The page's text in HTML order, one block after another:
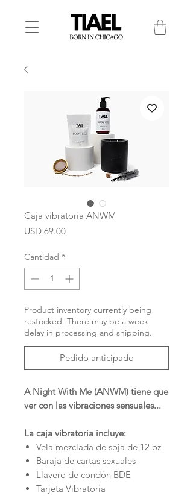
Caja vibratoria ANWM
USD 69.00Precio
Cantidad *
Product inventory currently being
restocked. There may be a week
delay in processing and shipping.
Pedido anticipado
A Night With Me (ANWM) tiene que
ver con las vibraciones sensuales...
La caja vibratoria incluye:
Vela mezclada de soja de 12 oz
Baraja de cartas sexuales
Llavero de condón BDE
Tarjeta Vibratoria